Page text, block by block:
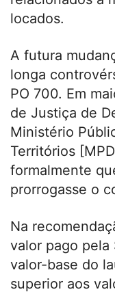
locados.
A futura
longa
PO 700. Em
de Justiça de
Ministério
Territórios
formalmente
prorrogasse o
Na
valor pago pela
valor-base do
superior aos